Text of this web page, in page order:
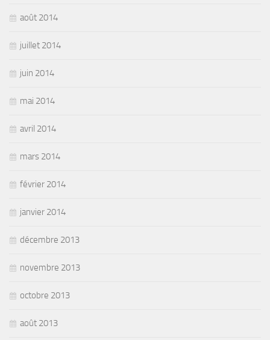
août 2014
juillet 2014
juin 2014
mai 2014
avril 2014
mars 2014
février 2014
janvier 2014
décembre 2013
novembre 2013
octobre 2013
août 2013